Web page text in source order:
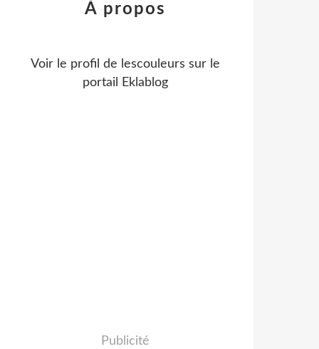
À propos
Voir le profil de lescouleurs sur le
portail Eklablog
Publicité